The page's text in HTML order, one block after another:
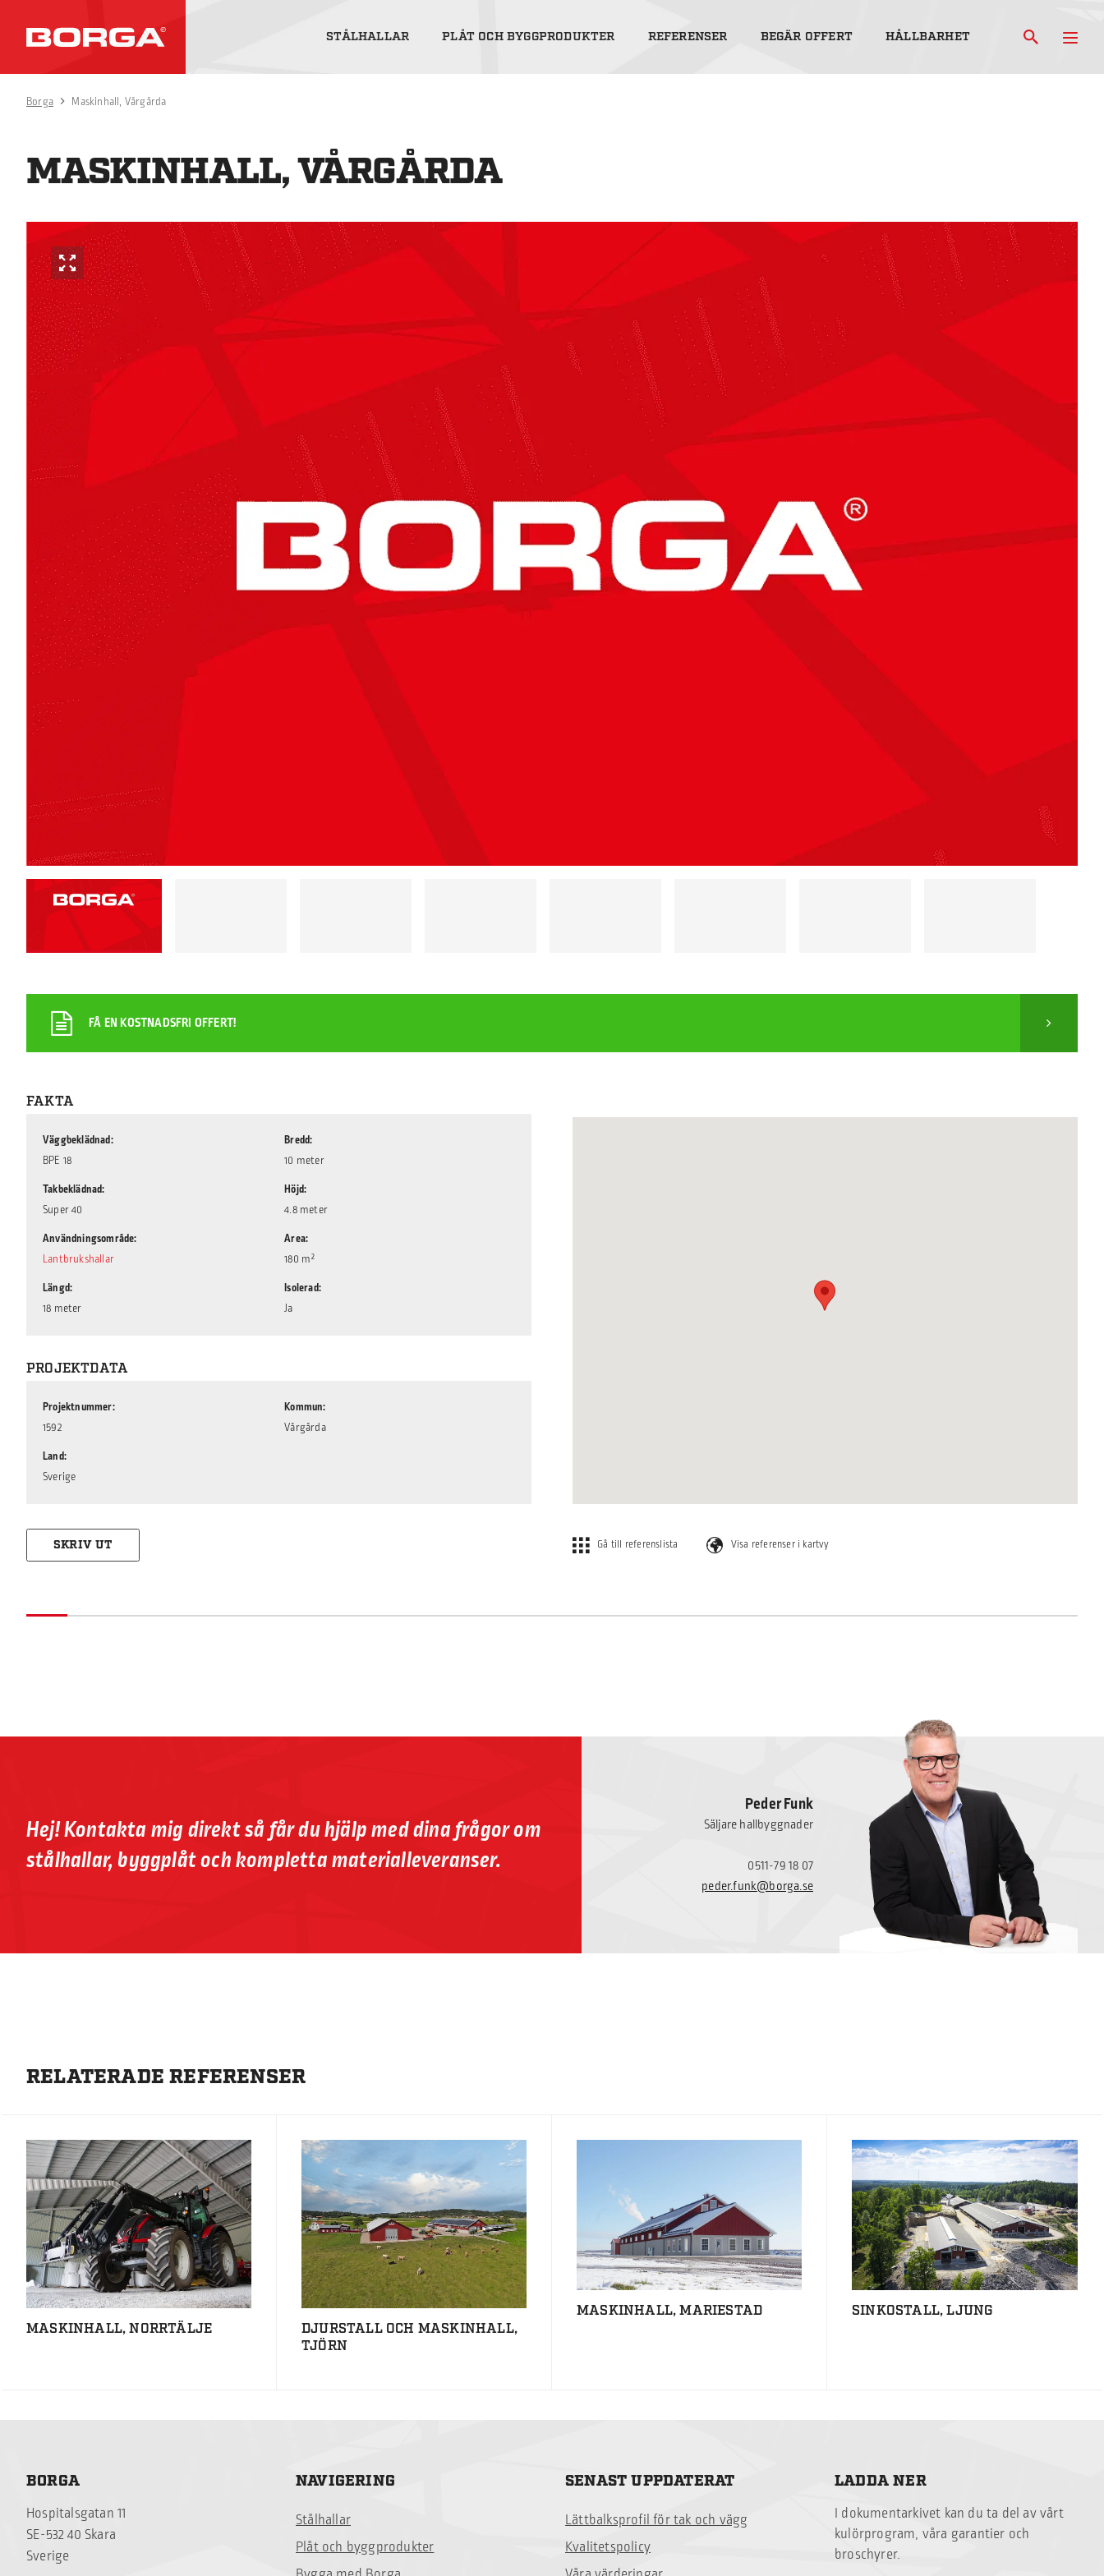
STÅLHALLAR PLÅT OCH BYGGPRODUKTER REFERENSER BEGÄR OFFERT HÅLLBARHET
Borga Maskinhall, Vårgårda
MASKINHALL, VÅRGÅRDA
FÅ EN KOSTNADSFRI OFFERT!
FAKTA
Väggbeklädnad
BPE 18
Takbeklädnad
Super 40
Användningsområde
Lantbrukshallar
Längd
18 meter
Bredd
10 meter
Höjd
4.8 meter
Area
180 m²
Isolerad
Ja
PROJEKTDATA
Projektnummer
1592
Land
Sverige
Kommun
Vårgårda
SKRIV UT Gå till referenslista Visa referenser i kartvy
Peder Funk
Säljare hallbyggnader
0511-79 18 07
peder.funk@borga.se
Hej! Kontakta mig direkt så får du hjälp med dina frågor om
stålhallar, byggplåt och kompletta materialleveranser.
RELATERADE REFERENSER
MASKINHALL, NORRTÄLJE
DJURSTALL OCH MASKINHALL,
TJÖRN
MASKINHALL, MARIESTAD SINKOSTALL, LJUNG
BORGA
Hospitalsgatan 11
SE-532 40 Skara
Sverige
NAVIGERING
Stålhallar
Plåt och byggprodukter
SENAST UPPDATERAT
Lättbalksprofil för tak och vägg
Kvalitetspolicy
LADDA NER
I dokumentarkivet kan du ta del av vårt
kulörprogram, våra garantier och
broschyrer.